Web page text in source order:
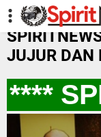
-->
JUJUR DAN